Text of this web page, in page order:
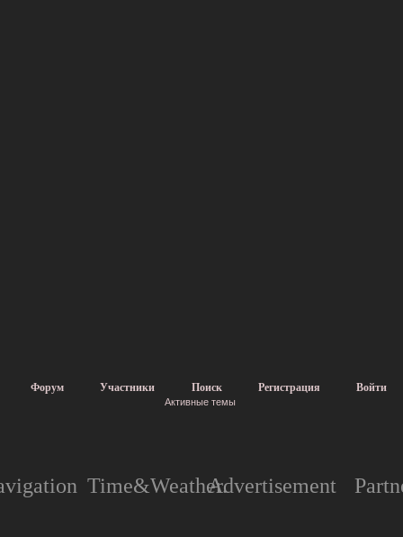
Форум Участники Поиск Регистрация Войти
Активные темы
Time&Weather.Advertisement